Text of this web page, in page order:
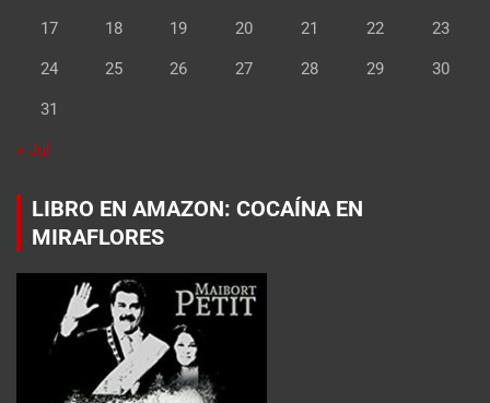
17 18 19 20 21 22 23
24 25 26 27 28 29 30
31
« Jul
LIBRO EN AMAZON: COCAÍNA EN
MIRAFLORES